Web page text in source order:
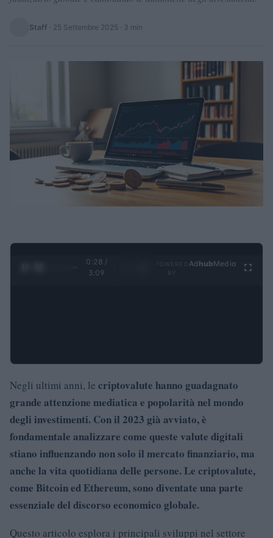
Staff · 25 Settembre 2025 · 3 min
0:29 /
3:09
Ad hubMedia
Negli ultimi anni, le criptovalute hanno guadagnato
grande attenzione mediatica e popolarità nel mondo
degli investimenti. Con il 2023 già avviato, è
fondamentale analizzare come queste valute digitali
stiano influenzando non solo il mercato finanziario, ma
anche la vita quotidiana delle persone. Le criptovalute,
come Bitcoin ed Ethereum, sono diventate una parte
essenziale del discorso economico globale.
Questo articolo esplora i principali sviluppi nel settore